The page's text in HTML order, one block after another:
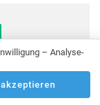
8. Juli 2026
– Analyse-